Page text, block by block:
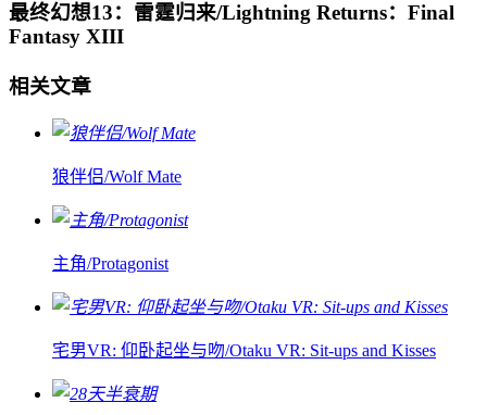
最终幻想13：雷霆归来/Lightning Returns：Final
Fantasy XIII
相关文章
狼伴侣/Wolf Mate
主角/Protagonist
宅男VR: 仰卧起坐与吻/Otaku VR: Sit-ups and Kisses